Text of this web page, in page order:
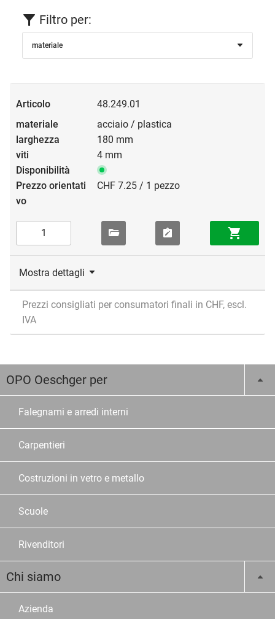
Filtro per:
materiale
48.249.01
acciaio / plastica
180 mm
4 mm
CHF 7.25 / 1 pezzo
Mostra dettagli
Prezzi consigliati per consumatori finali in CHF, escl.
IVA
OPO Oeschger per
Falegnami e arredi interni
Carpentieri
Costruzioni in vetro e metallo
Scuole
Rivenditori
Chi siamo
Azienda